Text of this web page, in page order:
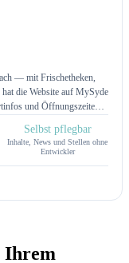
— mit Frischetheken,
die Website auf MySyde
und Öffnungszeiten,
Stellen pflegt das Team
Selbst pflegbar
Inhalte, News und Stellen ohne
Entwickler
Ihrem